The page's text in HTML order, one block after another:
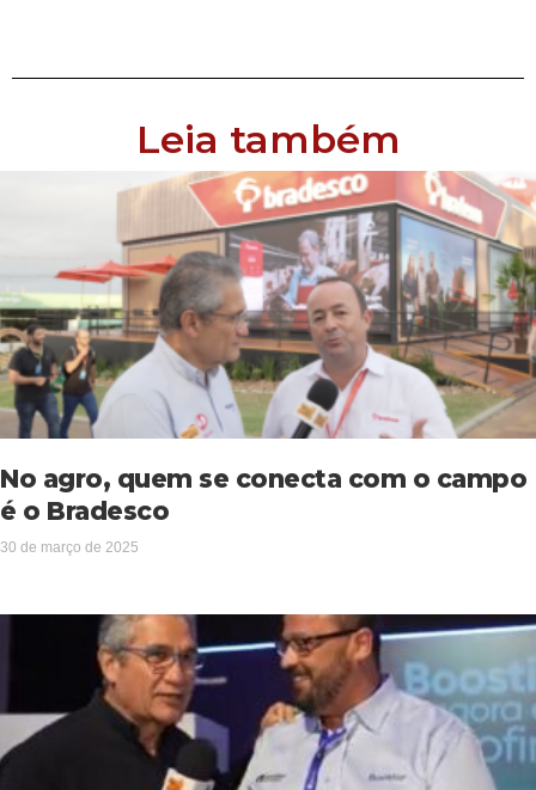
Leia também
No agro, quem se conecta com o campo
é o Bradesco
30 de março de 2025